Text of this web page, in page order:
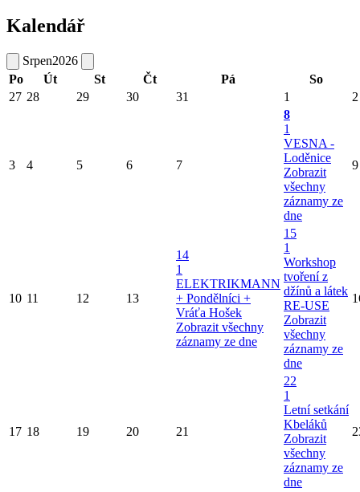
Kalendář
Srpen2026
Po
Út St Čt Pá
So
27 28 29 30 31 1 2
3 4 5 6 7
8
1
VESNA -
Loděnice
Zobrazit
všechny
záznamy ze
dne
9
10 11 12 13
14
1
ELEKTRIKMANN
+ Pondělníci +
Vráťa Hošek
Zobrazit všechny
záznamy ze dne
15
1
Workshop
tvoření z
džínů a látek
RE-USE
Zobrazit
všechny
záznamy ze
dne
17 18 19 20 21
22
1
Letní setkání
Kbeláků
Zobrazit
všechny
záznamy ze
dne